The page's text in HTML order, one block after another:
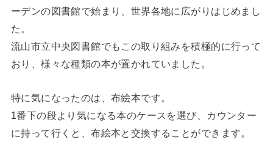
ーデンの図書館で始まり、世界各地に広がりはじめまし
た。
流山市立中央図書館でもこの取り組みを積極的に行って
おり、様々な種類の本が置かれていました。
特に気になったのは、布絵本です。
1番下の段より気になる本のケースを選び、カウンター
に持って行くと、布絵本と交換することができます。